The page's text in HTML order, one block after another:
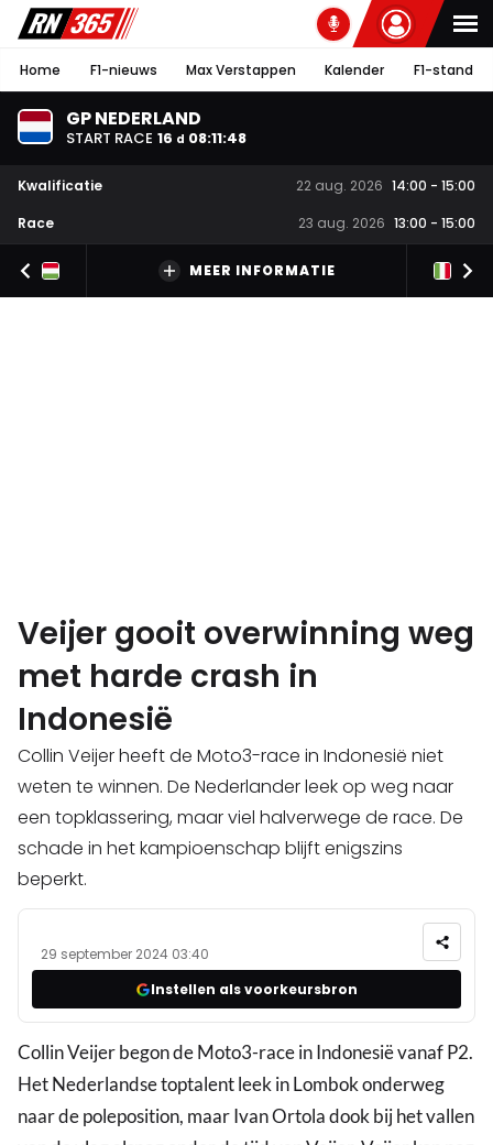
Home F1-nieuws Max Verstappen Kalender F1-stand
GP NEDERLAND
START RACE 16 d 08:11:47
Kwalificatie 22 aug. 2026 14:00 - 15:00
Race
23 aug. 2026 13:00 - 15:00
MEER INFORMATIE
Veijer gooit overwinning weg
met harde crash in
Indonesië
Collin Veijer heeft de Moto3-race in Indonesië niet
weten te winnen. De Nederlander leek op weg naar
een topklassering, maar viel halverwege de race. De
schade in het kampioenschap blijft enigszins
beperkt.
29 september 2024 03:40
Instellen als voorkeursbron
Collin Veijer begon de Moto3-race in Indonesië vanaf P2.
Het Nederlandse toptalent leek in Lombok onderweg
naar de poleposition, maar Ivan Ortola dook bij het vallen